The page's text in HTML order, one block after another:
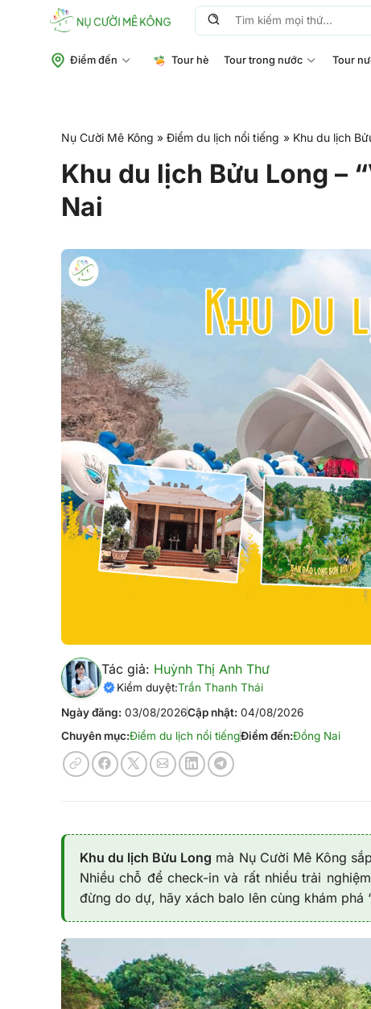
Tìm
Điểm đến Tour hè Tour trong nước Tour
Nụ Cười Mê Kông » Điểm du lịch nổi tiếng » Khu du lịch
Khu du lịch Bửu Long –
Nai
Tác giả: Huỳnh Thị Anh Thư
Kiểm duyệt:Trần Thanh Thái
Ngày đăng: 03/08/2026Cập nhật: 04/08/2026
Chuyên mục:Điểm du lịch nổi tiếngĐiểm đến:Đồng Nai
Khu du lịch Bửu Long mà Nụ Cười Mê Kông
Nhiều chỗ để check-in và rất nhiều trải
đừng do dự, hãy xách balo lên cùng khám phá